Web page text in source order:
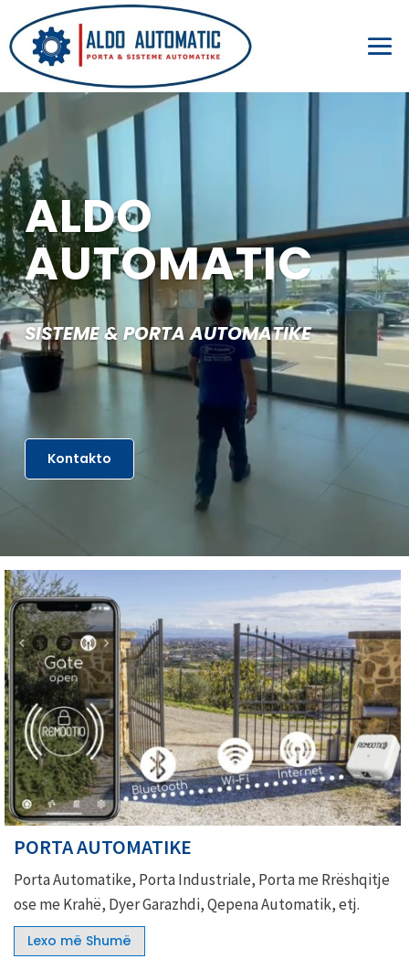
ALDO
AUTOMATIC
SISTEME & PORTA AUTOMATIKE
Kontakto
PORTA AUTOMATIKE
Porta Automatike, Porta Industriale, Porta me Rrëshqitje
ose me Krahë, Dyer Garazhdi, Qepena Automatik, etj.
Lexo më Shumë